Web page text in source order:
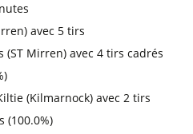
avec 5 tirs
(ST Mirren) avec 4 tirs cadrés
(Kilmarnock) avec 2 tirs
(100.0%)